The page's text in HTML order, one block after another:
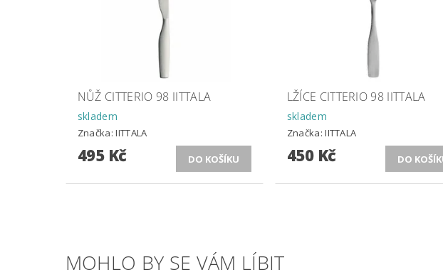
NŮŽ CITTERIO 98 IITTALA
skladem
Značka:IITTALA
495 Kč
LŽÍCE CITTERIO 98 IITTALA
skladem
Značka:IITTALA
450 Kč
MOHLO BY SE VÁM LÍBIT